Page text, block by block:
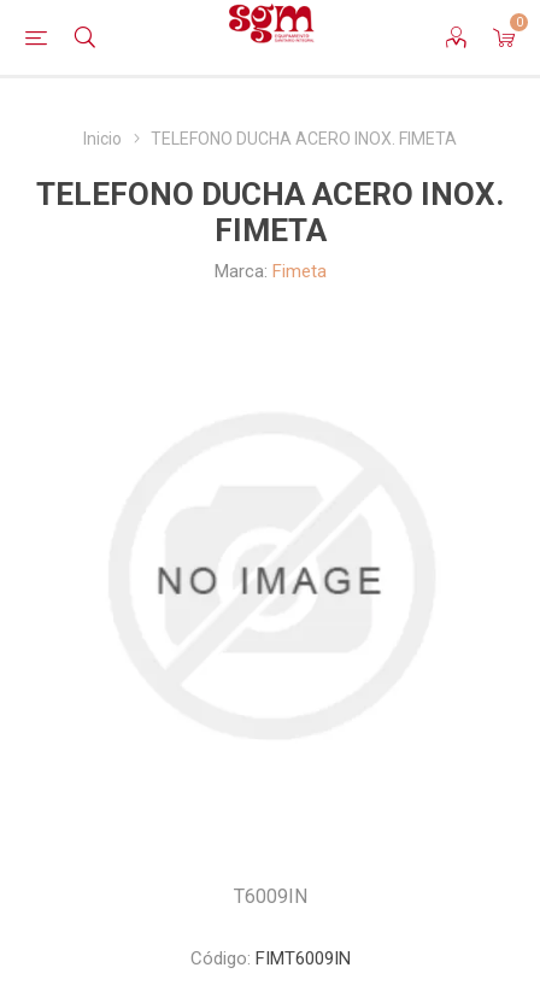
0
Inicio TELEFONO DUCHA ACERO INOX. FIMETA
TELEFONO DUCHA ACERO INOX.
FIMETA
Marca: Fimeta
T6009IN
Código: FIMT6009IN